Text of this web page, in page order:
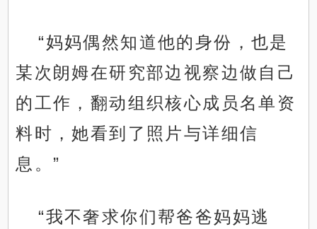
“妈妈偶然知道他的身份，也是
某次朗姆在研究部边视察边做自己
的工作，翻动组织核心成员名单资
料时，她看到了照片与详细信
息。”
“我不奢求你们帮爸爸妈妈逃